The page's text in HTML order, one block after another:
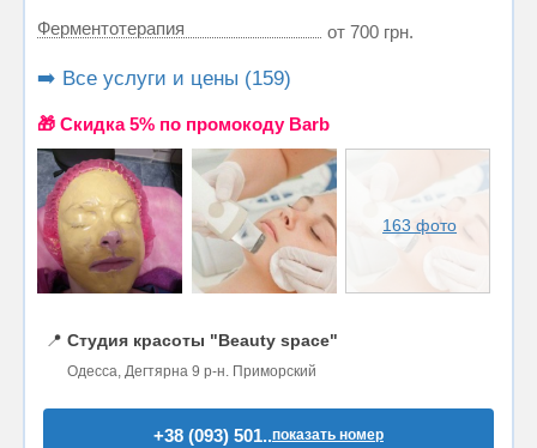
Ферментотерапия от 700 грн.
➡️ Все услуги и цены (159)
🎁 Cкидка 5% по промокоду Barb
163 фото
📍 Студия красоты "Beauty space"
Одесса, Дегтярна 9 р-н. Приморский
+38 (093) 501..показать номер